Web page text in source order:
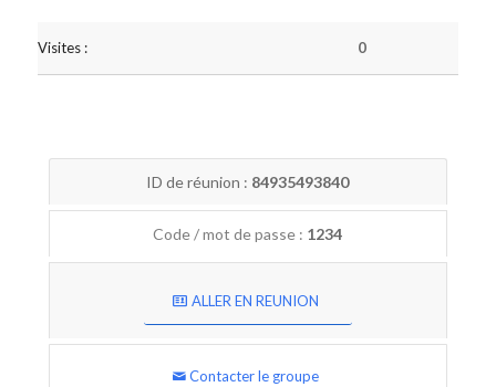
Visites : 0
ID de réunion : 84935493840
Code / mot de passe : 1234
ALLER EN REUNION
Contacter le groupe